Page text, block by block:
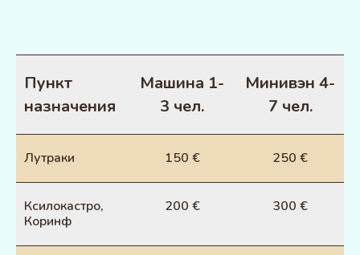
Пункт
назначения
Машина 1-
3 чел.
Минивэн 4-
7 чел.
Лутраки 150 € 250 €
Ксилокастро,
Коринф
200 € 300 €